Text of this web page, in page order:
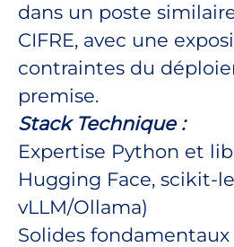
dans un poste
CIFRE, avec une
contraintes du
premise.
Stack Technique :
Expertise Python et lib
Hugging Face, scikit-
vLLM/Ollama)
Solides